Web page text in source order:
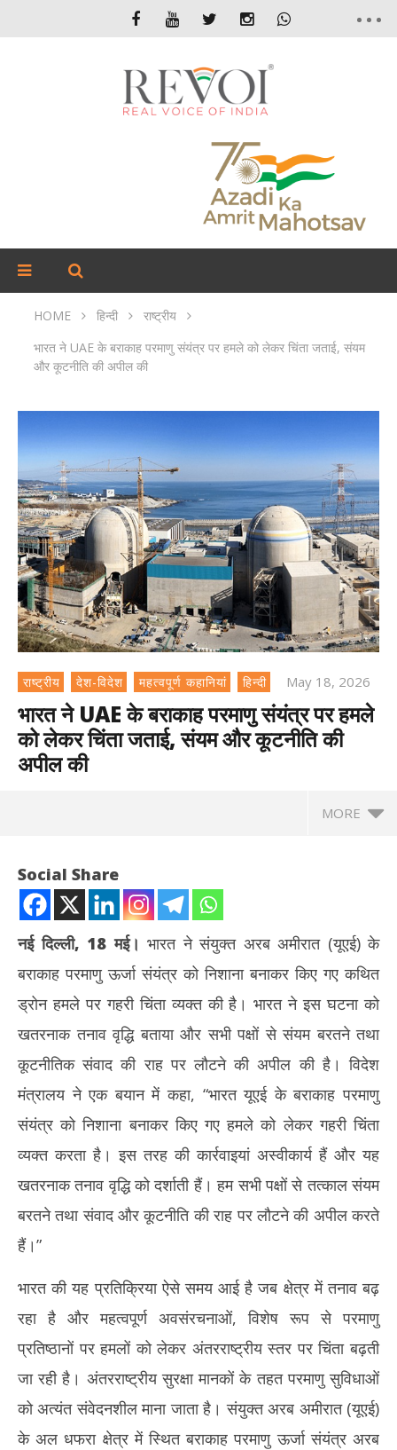
HOME हिन्दी
राष्ट्रीय
भारत ने UAE के बराकाह परमाणु संयंत्र पर हमले को लेकर चिंता जताई, संयम
और कूटनीति की अपील की
राष्ट्रीय देश-विदेश महत्वपूर्ण कहानियां हिन्दी May 18, 2026
भारत ने UAE के बराकाह परमाणु संयंत्र पर हमले
को लेकर चिंता जताई, संयम और कूटनीति की
अपील की
MORE
भारत ने UAE के बराकाह परमाणु संयंत्र पर हमले को लेकर चिंता जताई, संयम और
कूटनीति की अपील की
May
18,
2026
18,
Social Share
नई दिल्ली, 18 मई। भारत ने संयुक्त अरब अमीरात (यूएई) के
बराकाह परमाणु ऊर्जा संयंत्र को निशाना बनाकर किए गए कथित
ड्रोन हमले पर गहरी चिंता व्यक्त की है। भारत ने इस घटना को
खतरनाक तनाव वृद्धि बताया और सभी पक्षों से संयम बरतने तथा
कूटनीतिक संवाद की राह पर लौटने की अपील की है। विदेश
मंत्रालय ने एक बयान में कहा, “भारत यूएई के बराकाह परमाणु
संयंत्र को निशाना बनाकर किए गए हमले को लेकर गहरी चिंता
व्यक्त करता है। इस तरह की कार्रवाइयां अस्वीकार्य हैं और यह
खतरनाक तनाव वृद्धि को दर्शाती हैं। हम सभी पक्षों से तत्काल संयम
बरतने तथा संवाद और कूटनीति की राह पर लौटने की अपील करते
हैं।”
भारत की यह प्रतिक्रिया ऐसे समय आई है जब क्षेत्र में तनाव बढ़
रहा है और महत्वपूर्ण अवसंरचनाओं, विशेष रूप से परमाणु
प्रतिष्ठानों पर हमलों को लेकर अंतरराष्ट्रीय स्तर पर चिंता बढ़ती
जा रही है। अंतरराष्ट्रीय सुरक्षा मानकों के तहत परमाणु सुविधाओं
को अत्यंत संवेदनशील माना जाता है। संयुक्त अरब अमीरात (यूएई)
के अल धफरा क्षेत्र में स्थित बराकाह परमाणु ऊर्जा संयंत्र अरब